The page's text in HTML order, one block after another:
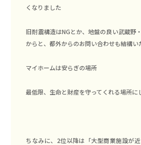
くなりました
旧耐震構造はNGとか、地盤の良い武蔵野
からと、都外からのお問い合わせも結構い
マイホームは安らぎの場所
最低限、生命と財産を守ってくれる場所に
ちなみに、2位以降は「大型商業施設が